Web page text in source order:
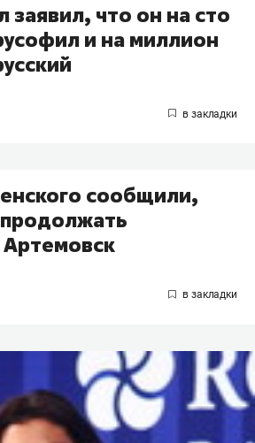
заявил, что он на сто
и на миллион
сообщили,